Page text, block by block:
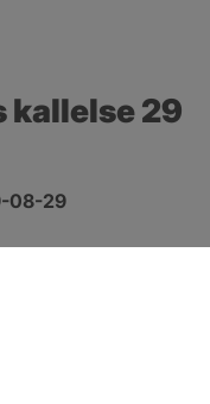
29
08-29
fönster.